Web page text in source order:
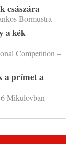
császára
Bormustra
a kék
Competition –
a prímet a
Mikulovban